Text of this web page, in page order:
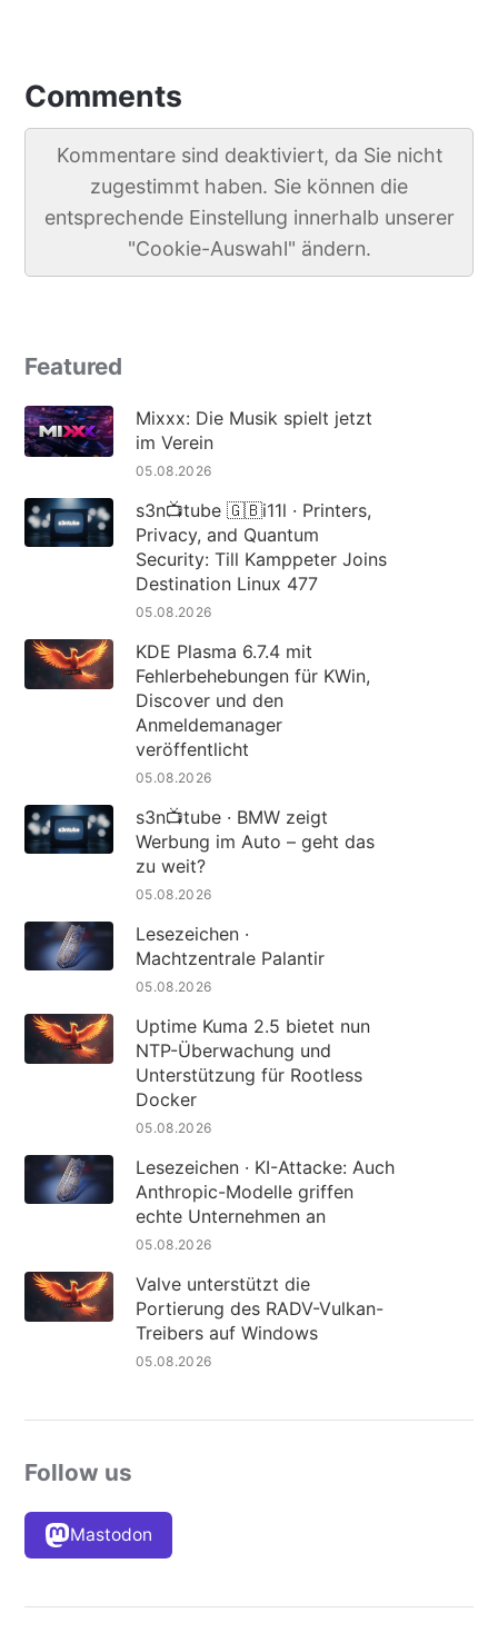
Comments
Kommentare sind deaktiviert, da Sie nicht
zugestimmt haben. Sie können die
entsprechende Einstellung innerhalb unserer
"Cookie-Auswahl" ändern.
Featured
Mixxx: Die Musik spielt jetzt
im Verein
05.08.2026
s3n📺tube 🇬🇧i11l · Printers,
Privacy, and Quantum
Security: Till Kamppeter Joins
Destination Linux 477
05.08.2026
KDE Plasma 6.7.4 mit
Fehlerbehebungen für KWin,
Discover und den
Anmeldemanager
veröffentlicht
05.08.2026
s3n📺tube · BMW zeigt
Werbung im Auto – geht das
zu weit?
05.08.2026
Lesezeichen ·
Machtzentrale Palantir
05.08.2026
Uptime Kuma 2.5 bietet nun
NTP-Überwachung und
Unterstützung für Rootless
Docker
05.08.2026
Lesezeichen · KI-Attacke: Auch
Anthropic-Modelle griffen
echte Unternehmen an
05.08.2026
Valve unterstützt die
Portierung des RADV-Vulkan-
Treibers auf Windows
05.08.2026
Follow us
Mastodon